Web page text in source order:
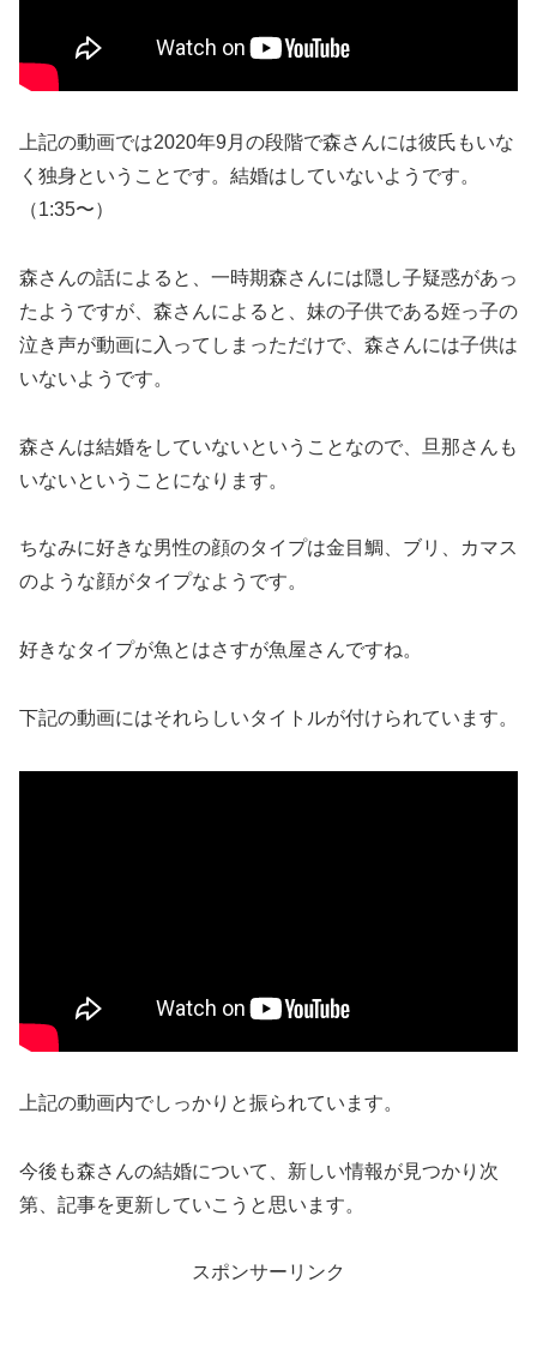
上記の動画では2020年9月の段階で森さんには彼氏もいな
く独身ということです。結婚はしていないようです。
（1:35〜）
森さんの話によると、一時期森さんには隠し子疑惑があっ
たようですが、森さんによると、妹の子供である姪っ子の
泣き声が動画に入ってしまっただけで、森さんには子供は
いないようです。
森さんは結婚をしていないということなので、旦那さんも
いないということになります。
ちなみに好きな男性の顔のタイプは金目鯛、ブリ、カマス
のような顔がタイプなようです。
好きなタイプが魚とはさすが魚屋さんですね。
下記の動画にはそれらしいタイトルが付けられています。
上記の動画内でしっかりと振られています。
今後も森さんの結婚について、新しい情報が見つかり次
第、記事を更新していこうと思います。
スポンサーリンク